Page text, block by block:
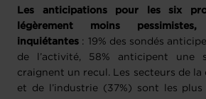
Les anticipations pour les six
légèrement moins
inquiétantes : 19% des sondés
de l’activité, 58% anticipent une
craignent un recul. Les secteurs de
et de l’industrie (37%) sont les